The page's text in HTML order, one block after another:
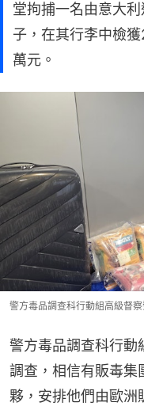
堂拘捕一名由意大
子，在其行李中檢
萬元。
警方毒品調查科行動組高級督
警方毒品調查科行動
調查，相信有販毒集
夥，安排他們由歐洲